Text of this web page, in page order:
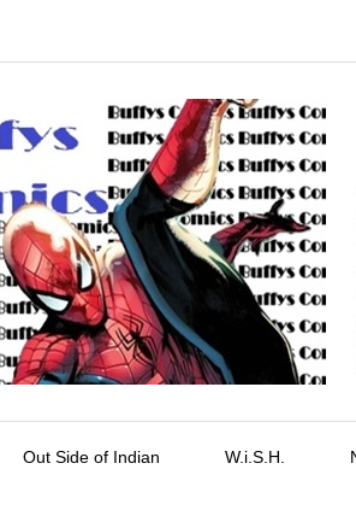
Out Side of Indian W.i.S.H.